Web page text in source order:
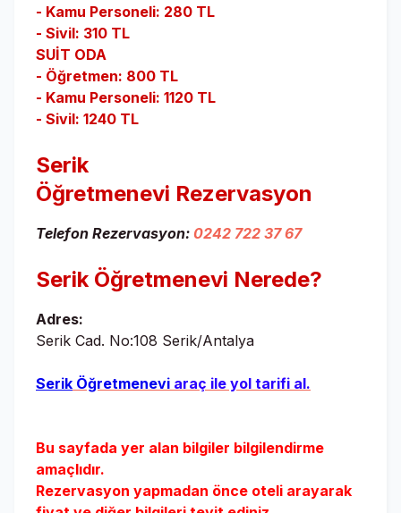
- Kamu Personeli: 280 TL
- Sivil: 310 TL
SUİT ODA
- Öğretmen: 800 TL
- Kamu Personeli: 1120 TL
- Sivil: 1240 TL
Serik
Öğretmenevi Rezervasyon
Telefon Rezervasyon: 0242 722 37 67
Serik Öğretmenevi Nerede?
Adres:
Serik Cad. No:108 Serik/Antalya
Serik Öğretmenevi araç ile yol tarifi al.
Bu sayfada yer alan bilgiler bilgilendirme
amaçlıdır.
Rezervasyon yapmadan önce oteli arayarak